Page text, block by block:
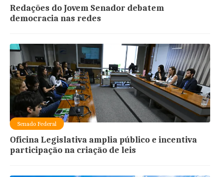
Redações do Jovem Senador debatem
democracia nas redes
Senado Federal
Oficina Legislativa amplia público e incentiva
participação na criação de leis